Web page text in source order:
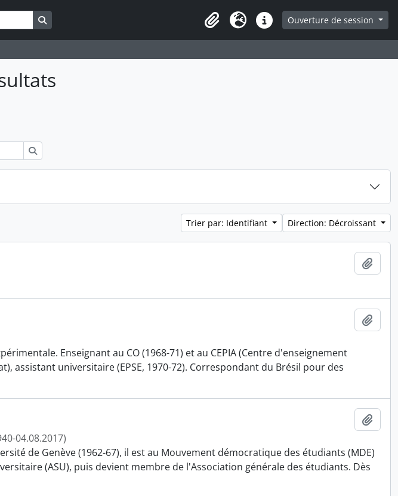
Presse-papier
LangueLiens rapidesOuverture de session
Trier par: Identifiant Direction: Décroissant
Enseignant au CO (1968-71) et au CEPIA (Centre d'enseignement
assistant universitaire (EPSE, 1970-72). Correspondant du Brésil pour des
04.08.2017)
de Genève (1962-67), il est au Mouvement démocratique des étudiants (MDE)
(ASU), puis devient membre de l'Association générale des étudiants. Dès